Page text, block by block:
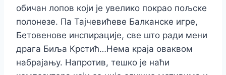
обичан лопов који је увелико покрао пољске
полонезе. Па Тајчевићеве Балканске игре,
Бетовенове инспирације, све што ради мени
драга Биља Крстић…Нема краја оваквом
набрајању. Напротив, тешко је наћи